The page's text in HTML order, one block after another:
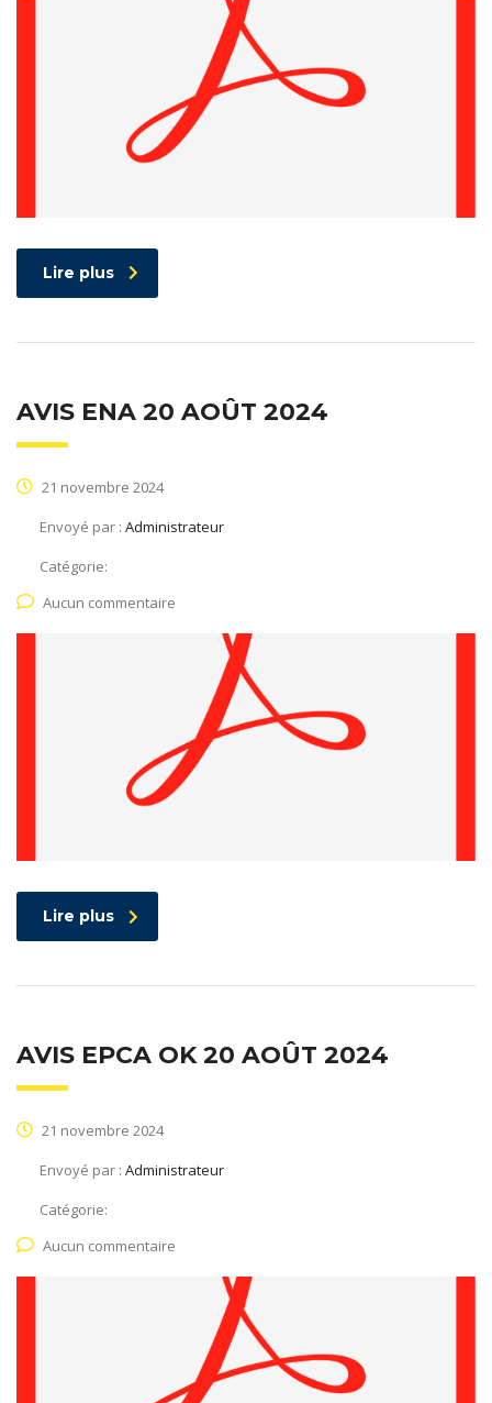
Lire plus
AVIS ENA 20 AOÛT 2024
21 novembre 2024
Envoyé par : Administrateur
Catégorie:
Aucun commentaire
Lire plus
AVIS EPCA OK 20 AOÛT 2024
21 novembre 2024
Envoyé par : Administrateur
Catégorie:
Aucun commentaire